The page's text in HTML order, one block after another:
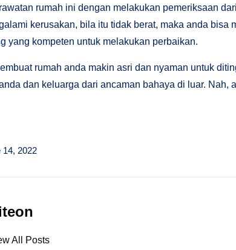
rumah ini dengan melakukan pemeriksaan
kerusakan, bila itu tidak berat, maka anda
yang kompeten untuk melakukan perbaikan.
rumah anda makin asri dan nyaman untuk
dan keluarga dari ancaman bahaya di luar. Nah,
14, 2022
All Posts